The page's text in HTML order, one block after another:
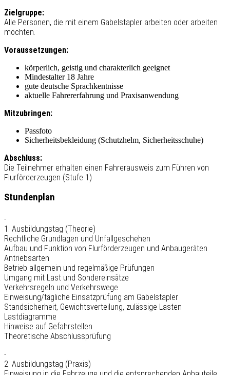
Zielgruppe:
Alle Personen, die mit einem Gabelstapler arbeiten oder arbeiten
möchten.
Voraussetzungen:
körperlich, geistig und charakterlich geeignet
Mindestalter 18 Jahre
gute deutsche Sprachkentnisse
aktuelle Fahrererfahrung und Praxisanwendung
Mitzubringen:
Passfoto
Sicherheitsbekleidung (Schutzhelm, Sicherheitsschuhe)
Abschluss:
Die Teilnehmer erhalten einen Fahrerausweis zum Führen von
Flurförderzeugen (Stufe 1)
Stundenplan
-
1. Ausbildungstag (Theorie)
Rechtliche Grundlagen und Unfallgeschehen
Aufbau und Funktion von Flurförderzeugen und Anbaugeräten
Antriebsarten
Betrieb allgemein und regelmäßige Prüfungen
Umgang mit Last und Sondereinsätze
Verkehrsregeln und Verkehrswege
Einweisung/tägliche Einsatzprüfung am Gabelstapler
Standsicherheit, Gewichtsverteilung, zulässige Lasten
Lastdiagramme
Hinweise auf Gefahrstellen
Theoretische Abschlussprüfung
-
2. Ausbildungstag (Praxis)